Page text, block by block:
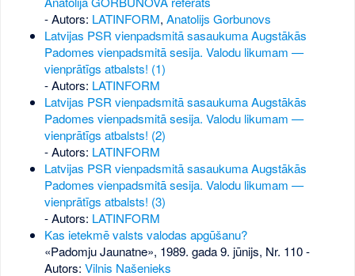
- Autors: LATINFORM, Anatolijs Gorbunovs
Latvijas PSR vienpadsmitā sasaukuma Augstākās
Padomes vienpadsmitā sesija. Valodu likumam —
vienprātīgs atbalsts! (1)
- Autors: LATINFORM
Latvijas PSR vienpadsmitā sasaukuma Augstākās
Padomes vienpadsmitā sesija. Valodu likumam —
vienprātīgs atbalsts! (2)
- Autors: LATINFORM
Latvijas PSR vienpadsmitā sasaukuma Augstākās
Padomes vienpadsmitā sesija. Valodu likumam —
vienprātīgs atbalsts! (3)
- Autors: LATINFORM
Kas ietekmē valsts valodas apgūšanu?
«Padomju Jaunatne», 1989. gada 9. jūnijs, Nr. 110-
Autors: Vilnis Našenieks